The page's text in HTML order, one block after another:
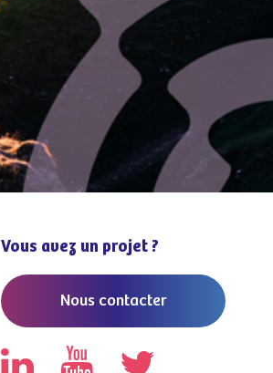
Vous avez un projet ?
Nous contacter